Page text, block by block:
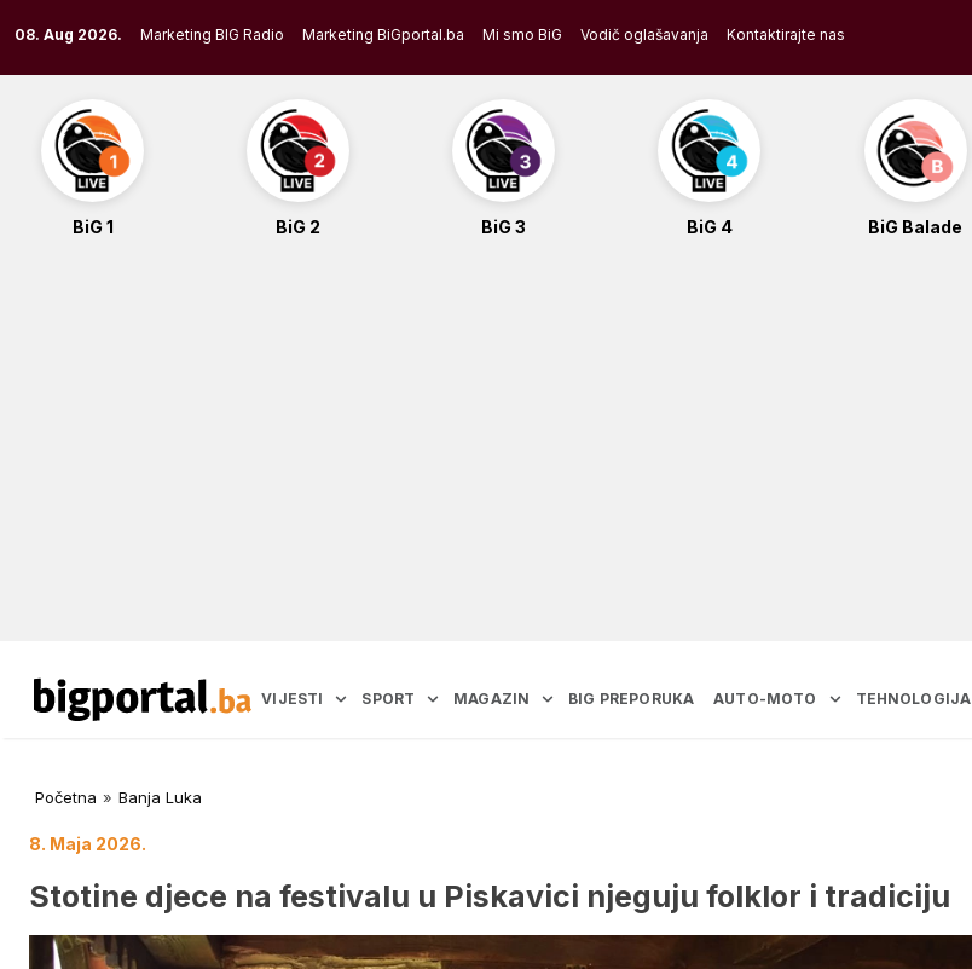
to
content
08. Aug 2026. Marketing BIG Radio Marketing BiGportal.ba Mi smo BiG Vodič oglašavanja Kontaktirajte nas
BiG 1 BiG 2 BiG 3 BiG 4 BiG Balade
VIJESTI SPORT MAGAZIN BIG PREPORUKA AUTO-MOTO TEHNOLOGIJA
Početna » Banja Luka
8. Maja 2026.
Stotine djece na festivalu u Piskavici njeguju folklor i tradiciju